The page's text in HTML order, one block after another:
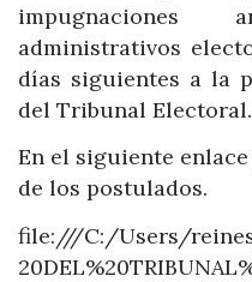
administrativos
días siguientes a la
del Tribunal Electoral.
En el siguiente
de los postulados.
file:///C:/Users/